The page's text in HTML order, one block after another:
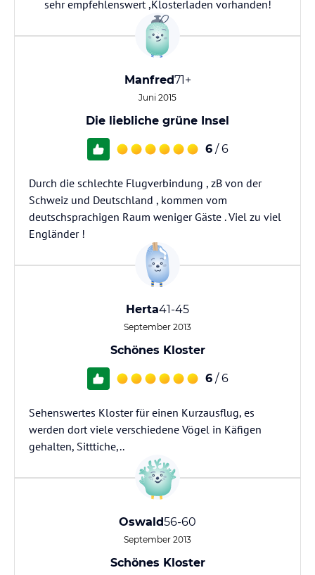
sehr empfehlenswert ,Klosterladen vorhanden!
Manfred71+
Juni 2015
Die liebliche grüne Insel
6 / 6
Durch die schlechte Flugverbindung , zB von der
Schweiz und Deutschland , kommen vom
deutschsprachigen Raum weniger Gäste . Viel zu viel
Engländer !
Herta41-45
September 2013
Schönes Kloster
6 / 6
Sehenswertes Kloster für einen Kurzausflug, es
werden dort viele verschiedene Vögel in Käfigen
gehalten, Sitttiche,..
Oswald56-60
September 2013
Schönes Kloster